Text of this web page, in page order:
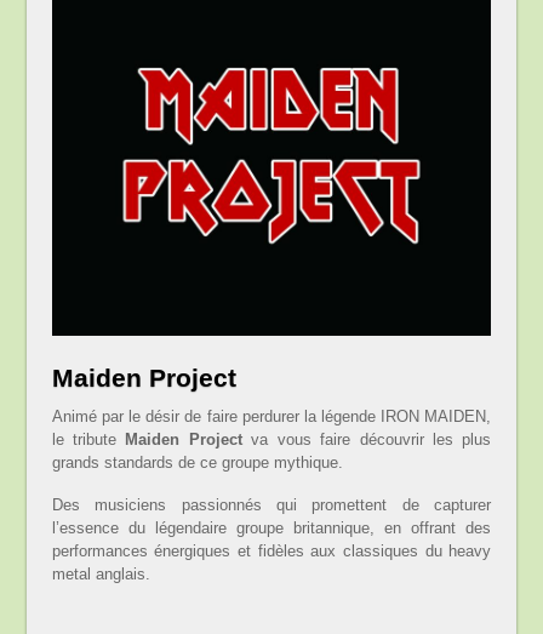
Maiden Project
Animé par le désir de faire perdurer la légende IRON MAIDEN,
le tribute Maiden Projectva vous faire découvrir les plus
grands standards de ce groupe mythique.
Des musiciens passionnés qui promettent de capturer
l’essence du légendaire groupe britannique, en offrant des
performances énergiques et fidèles aux classiques du heavy
metal anglais.